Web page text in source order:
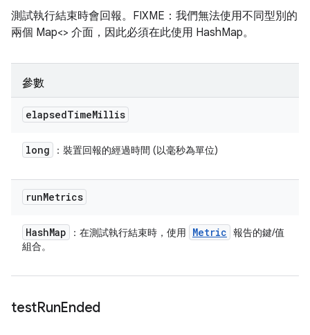
測試執行結束時會回報。FIXME：我們無法使用不同型別的
兩個 Map<> 介面，因此必須在此使用 HashMap。
參數
elapsedTimeMillis
long ：裝置回報的經過時間 (以毫秒為單位)
runMetrics
HashMap ：在測試執行結束時，使用 Metric 報告的鍵/值
組合。
testRunEnded